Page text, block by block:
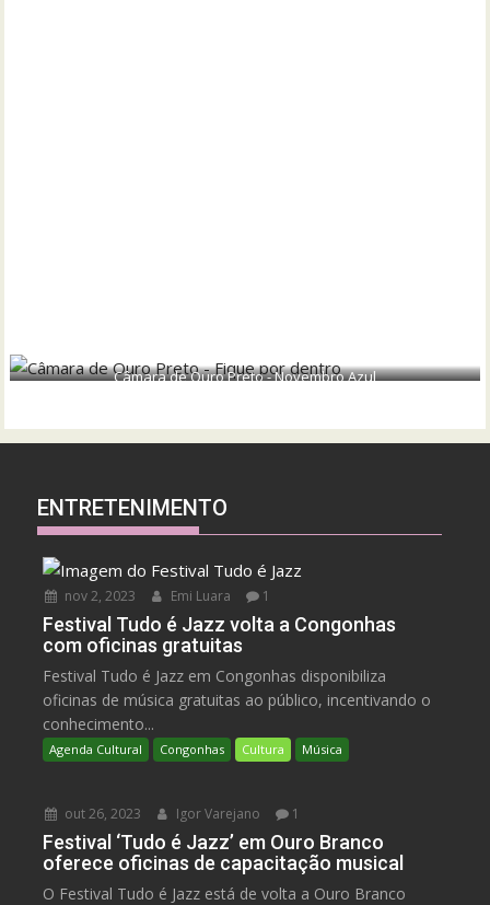
Câmara de Ouro Preto - Novembro Azul
ENTRETENIMENTO
nov 2, 2023 Emi Luara 1
Festival Tudo é Jazz volta a Congonhas
com oficinas gratuitas
Festival Tudo é Jazz em Congonhas disponibiliza
oficinas de música gratuitas ao público, incentivando o
conhecimento...
Agenda Cultural Congonhas Cultura Música
out 26, 2023 Igor Varejano 1
Festival ‘Tudo é Jazz’ em Ouro Branco
oferece oficinas de capacitação musical
O Festival Tudo é Jazz está de volta a Ouro Branco